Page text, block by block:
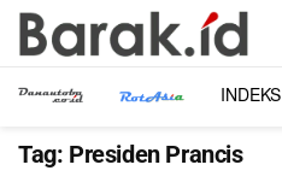
INDEKS
Tag: Presiden Prancis